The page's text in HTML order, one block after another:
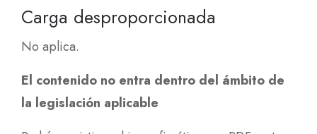
Carga desproporcionada
No aplica.
El contenido no entra dentro del ámbito de
la legislación aplicable